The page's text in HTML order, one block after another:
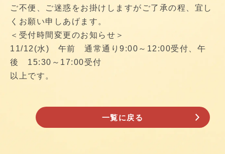
ご不便、ご迷惑をお掛けしますがご了承の程、宜し
くお願い申しあげます。
＜受付時間変更のお知らせ＞
11/12(水) 午前 通常通り9:00～12:00受付、午
後 15:30～17:00受付
以上です。
一覧に戻る